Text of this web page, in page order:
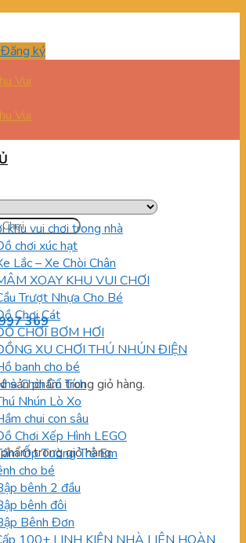
ký
369
sản phẩm trong giỏ hàng.
trong giỏ hàng.
khu vui chơi trong nhà
chơi xúc hạt
Lắc – Xe Chòi Chân
XOAY KHU VUI CHƠI
Trượt Nhựa Cho Bé
Chơi Cát
CHƠI BƠM HƠI
XU CHƠI THÚ NHÚN ĐIỆN
banh cho bé
Chòi Cổ Tích
Nhún Lò Xo
chui con sâu
Chơi Xếp Hình LEGO
Ốp Tường Trẻ Em
cho bé
bênh 2 đầu
bênh đôi
Bênh Đơn